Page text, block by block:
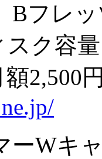
Bフレ
ク容
2,500
ーWキ